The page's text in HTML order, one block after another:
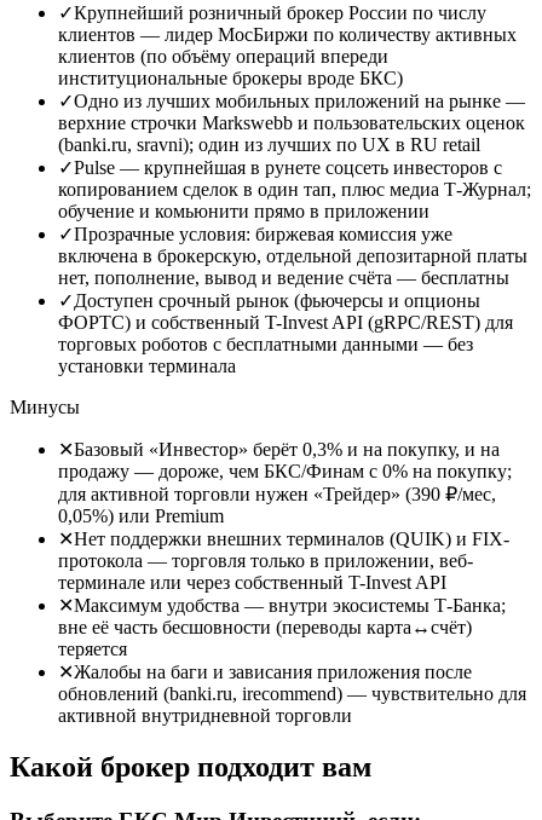
✓Крупнейший розничный брокер России по числу
клиентов — лидер МосБиржи по количеству активных
клиентов (по объёму операций впереди
институциональные брокеры вроде БКС)
✓Одно из лучших мобильных приложений на рынке —
верхние строчки Markswebb и пользовательских оценок
(banki.ru, sravni); один из лучших по UX в RU retail
✓Pulse — крупнейшая в рунете соцсеть инвесторов с
копированием сделок в один тап, плюс медиа Т-Журнал;
обучение и комьюнити прямо в приложении
✓Прозрачные условия: биржевая комиссия уже
включена в брокерскую, отдельной депозитарной платы
нет, пополнение, вывод и ведение счёта — бесплатны
✓Доступен срочный рынок (фьючерсы и опционы
ФОРТС) и собственный T-Invest API (gRPC/REST) для
торговых роботов с бесплатными данными — без
установки терминала
Минусы
✕Базовый «Инвестор» берёт 0,3% и на покупку, и на
продажу — дороже, чем БКС/Финам с 0% на покупку;
для активной торговли нужен «Трейдер» (390 ₽/мес,
0,05%) или Premium
✕Нет поддержки внешних терминалов (QUIK) и FIX-
протокола — торговля только в приложении, веб-
терминале или через собственный T-Invest API
✕Максимум удобства — внутри экосистемы Т-Банка;
вне её часть бесшовности (переводы карта↔счёт)
теряется
✕Жалобы на баги и зависания приложения после
обновлений (banki.ru, irecommend) — чувствительно для
активной внутридневной торговли
Какой брокер подходит вам